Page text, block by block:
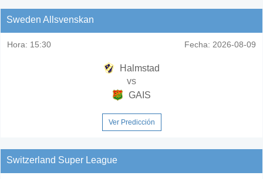
Sweden Allsvenskan
Hora: 15:30 Fecha: 2026-08-09
Halmstad
vs
GAIS
Ver Predicción
Switzerland Super League